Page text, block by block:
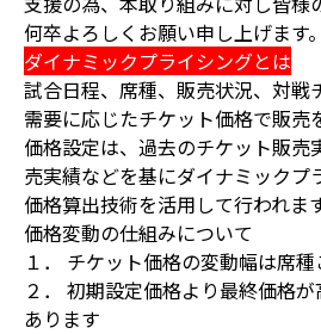
何卒よろしくお願い申し上げます。
ダイナミックプライシングとは
試合日程、席種、販売状況、対戦
需要に応じたチケット価格で販売
価格設定は、過去のチケット販売
売実績などを基にダイナミックプ
価格算出技術を活用して行われます
価格変動の仕組みについて
１． チケット価格の変動幅は席
２． 初期設定価格より最終価格
あります